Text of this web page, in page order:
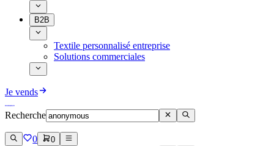
B2B
Textile personnalisé entreprise
Solutions commerciales
Je vends
Recherche
0 0